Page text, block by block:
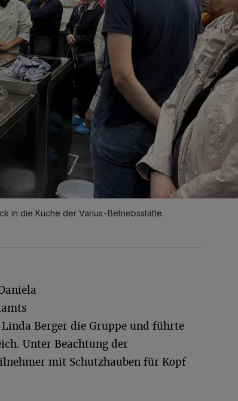
in die Küche der Varius-Betriebsstätte.
Berger die Gruppe und führte
Unter Beachtung der
mit Schutzhauben für Kopf